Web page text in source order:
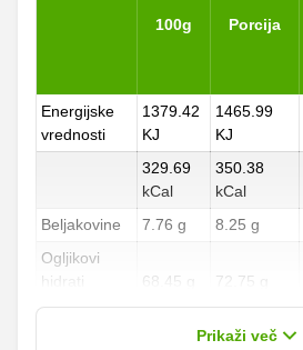
100g Porcija
Energijske
vrednosti
1379.42
KJ
1465.99
KJ
329.69
kCal
350.38
kCal
Beljakovine 7.76 g 8.25 g
Ogljikovi
hidrati
68.45 g 72.75 g
24.75 g
Prikaži več